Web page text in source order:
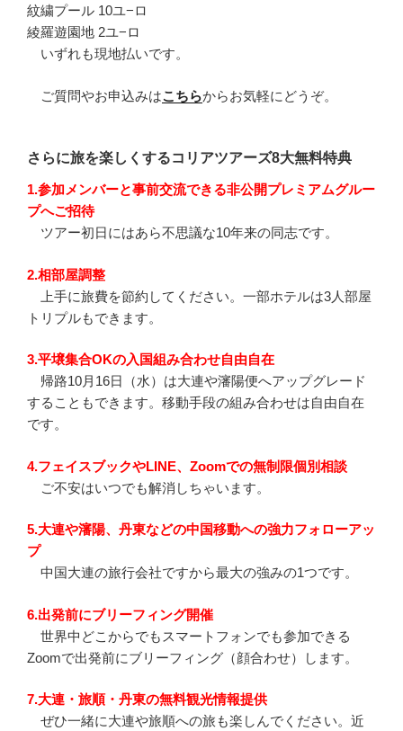
紋繍プール 10ユ−ロ
綾羅遊園地 2ユ−ロ
いずれも現地払いです。
ご質問やお申込みはこちらからお気軽にどうぞ。
さらに旅を楽しくするコリアツアーズ8大無料特典
1.参加メンバーと事前交流できる非公開プレミアムグルー
プへご招待
ツアー初日にはあら不思議な10年来の同志です。
2.相部屋調整
上手に旅費を節約してください。一部ホテルは3人部屋
トリプルもできます。
3.平壌集合OKの入国組み合わせ自由自在
帰路10月16日（水）は大連や瀋陽便へアップグレード
することもできます。移動手段の組み合わせは自由自在
です。
4.フェイスブックやLINE、Zoomでの無制限個別相談
ご不安はいつでも解消しちゃいます。
5.大連や瀋陽、丹東などの中国移動への強力フォローアッ
プ
中国大連の旅行会社ですから最大の強みの1つです。
6.出発前にブリーフィング開催
世界中どこからでもスマートフォンでも参加できる
Zoomで出発前にブリーフィング（顔合わせ）します。
7.大連・旅順・丹東の無料観光情報提供
ぜひ一緒に大連や旅順への旅も楽しんでください。近